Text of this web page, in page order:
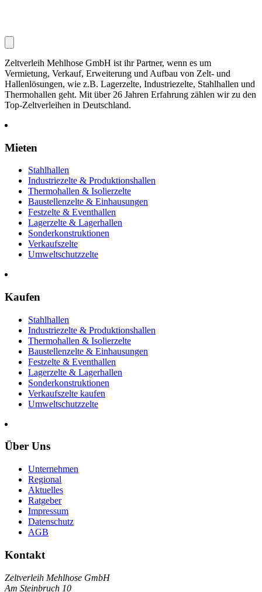
Zeltverleih Mehlhose GmbH ist ihr Partner, wenn es um
Vermietung, Verkauf, Erweiterung und Aufbau von Zelt- und
Hallenlösungen, wie z.B. Lagerzelte, Industriezelte, Stahlhallen und
Thermohallen geht. Mit über 26 Jahren Erfahrung zählen wir zu den
Top-Zeltverleihen in Deutschland.
Mieten
Stahlhallen
Industriezelte & Produktionshallen
Thermohallen & Isolierzelte
Baustellenzelte & Einhausungen
Festzelte & Eventhallen
Lagerzelte & Lagerhallen
Sonderkonstruktionen
Verkaufszelte
Umweltschutzzelte
Kaufen
Stahlhallen
Industriezelte & Produktionshallen
Thermohallen & Isolierzelte
Baustellenzelte & Einhausungen
Festzelte & Eventhallen
Lagerzelte & Lagerhallen
Sonderkonstruktionen
Verkaufszelte kaufen
Umweltschutzzelte
Über Uns
Unternehmen
Regional
Aktuelles
Ratgeber
Impressum
Datenschutz
AGB
Kontakt
Zeltverleih Mehlhose GmbH
Am Steinbruch 10